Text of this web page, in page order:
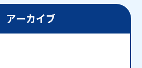
アーカイブ